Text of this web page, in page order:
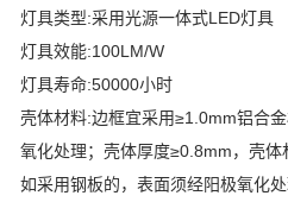
灯具类型:采用光源一体式LED灯具
灯具效能:100LM/W
灯具寿命:50000小时
壳体材料:边框宜采用≥1.0mm铝合
氧化处理；壳体厚度≥0.8mm，壳
如采用钢板的，表面须经阳极氧化